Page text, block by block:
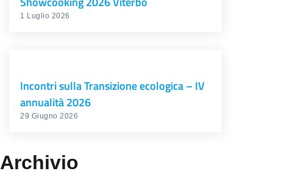
1 Luglio 2026
Incontri sulla Transizione ecologica – IV
annualità 2026
29 Giugno 2026
Archivio